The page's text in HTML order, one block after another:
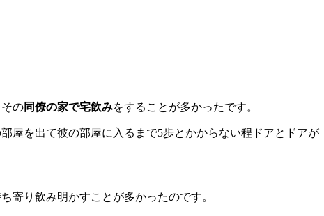
の同僚の家で宅飲みをすることが多かったです。
屋を出て彼の部屋に入るまで5歩とかからない程ドアとドアが
寄り飲み明かすことが多かったのです。